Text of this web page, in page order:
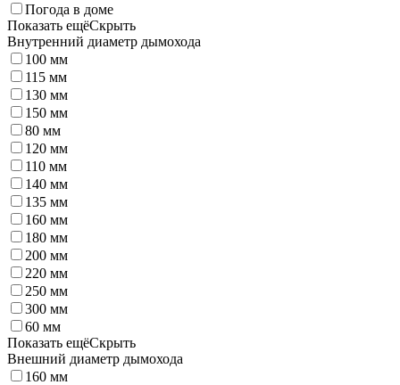
Погода в доме
Показать ещёСкрыть
Внутренний диаметр дымохода
100 мм
115 мм
130 мм
150 мм
80 мм
120 мм
110 мм
140 мм
135 мм
160 мм
180 мм
200 мм
220 мм
250 мм
300 мм
60 мм
Показать ещёСкрыть
Внешний диаметр дымохода
160 мм